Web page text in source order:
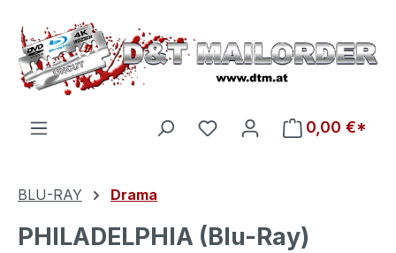
Zum Hauptinhalt springen
Du hast 0 Produkte auf
0,00 €*
BLU-RAY Drama
PHILADELPHIA (Blu-Ray)